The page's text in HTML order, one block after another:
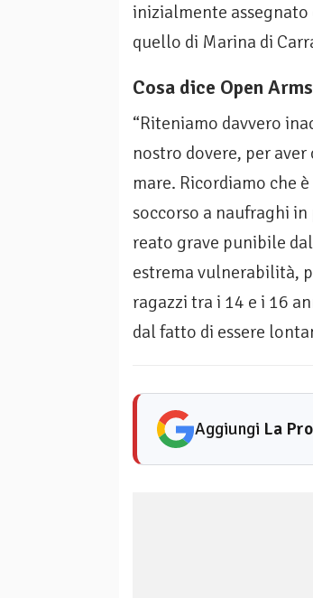
inizialmente
quello di Marina di
Cosa dice Open Arms
“Riteniamo davvero
nostro dovere, per
mare. Ricordiamo che
soccorso a naufraghi in
reato grave punibile
estrema vulnerabilità,
ragazzi tra i 14 e i 16
dal fatto di essere
Aggiungi La